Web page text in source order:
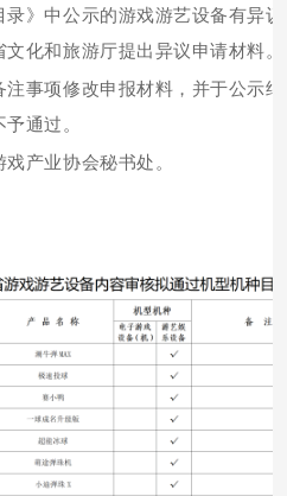
》中公示的游戏游艺设备有异
化和旅游厅提出异议申请材料。
注事项修改申报材料，并于公示
通过。
产业协会秘书处。